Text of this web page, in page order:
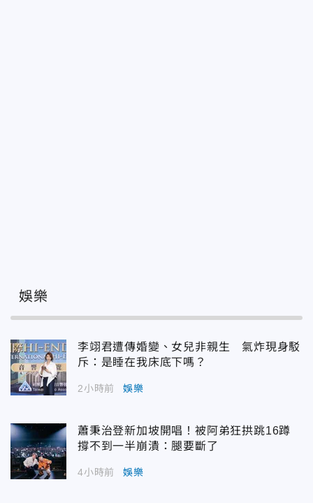
娛樂
李翊君遭傳婚變、女兒非親生 氣炸現身駁
斥：是睡在我床底下嗎？
2小時前 娛樂
蕭秉治登新加坡開唱！被阿弟狂拱跳16蹲
撐不到一半崩潰：腿要斷了
4小時前 娛樂